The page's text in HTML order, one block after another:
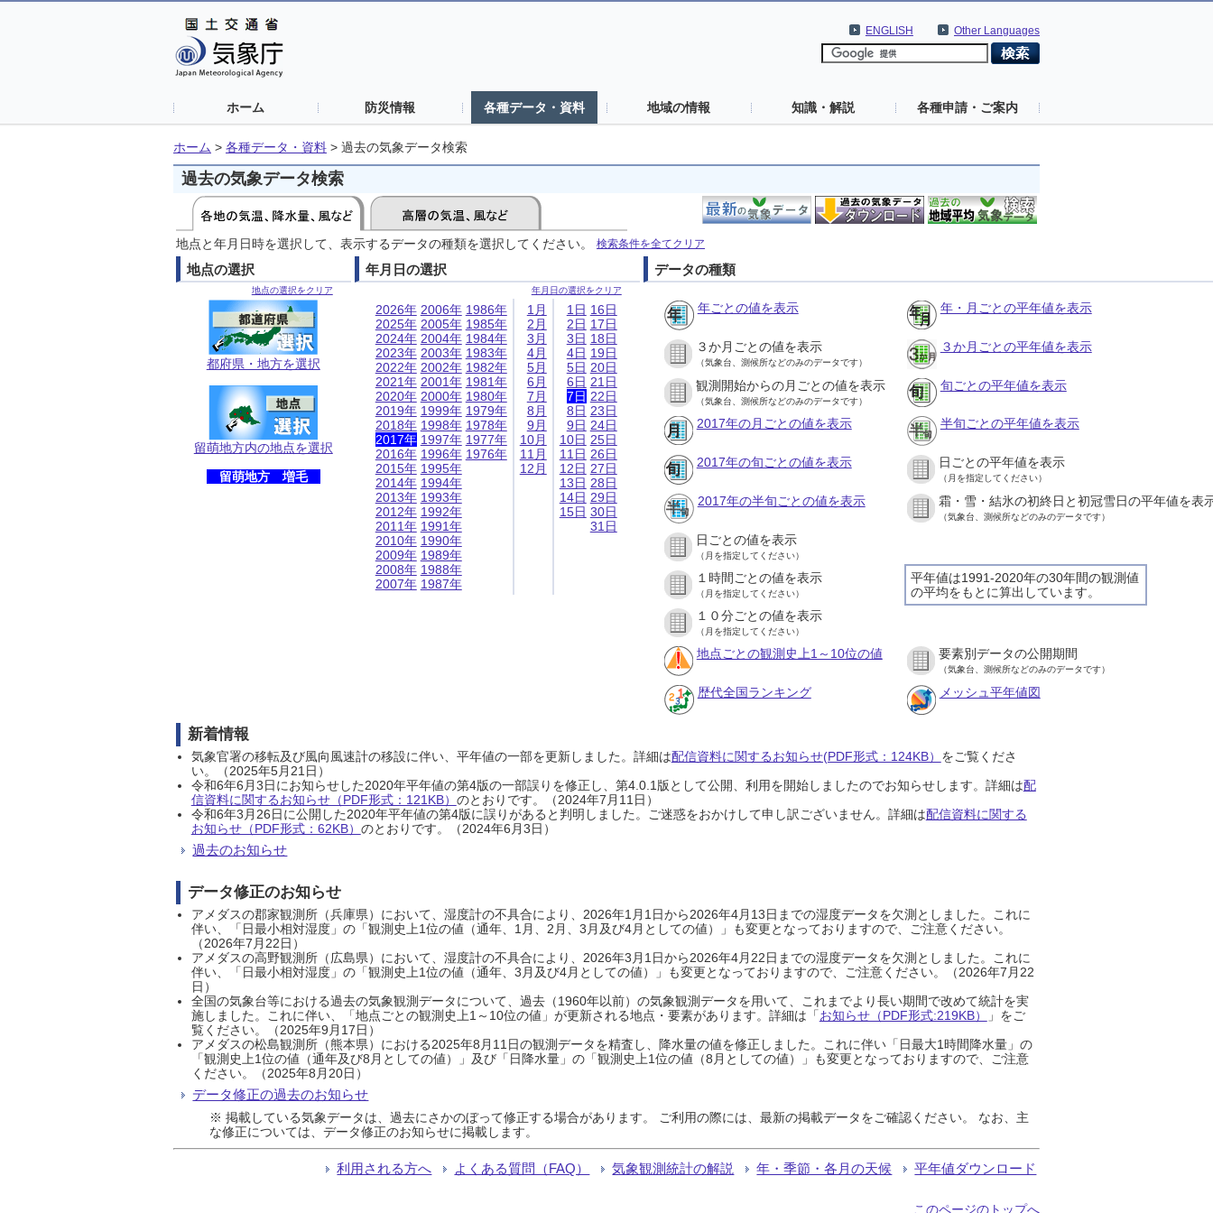
Other Languages
ENGLISH
ホーム 防災情報 各種データ・資料 地域の情報 知識・解説 各種申請・ご案内
ホーム > 各種データ・資料 > 過去の気象データ検索
過去の気象データ検索
地点と年月日時を選択して、表示するデータの種類を選択してください。 検索条件を全てクリア
地点の選択
地点の選択をクリア
都府県・地方を選択
留萌地方内の地点を選択
留萌地方 増毛
年月日の選択
年月日の選択をクリア
2026年
2025年
2024年
2023年
2022年
2021年
2020年
2019年
2018年
2017年
2016年
2015年
2014年
2013年
2012年
2011年
2010年
2009年
2008年
2007年
2006年
2005年
2004年
2003年
2002年
2001年
2000年
1999年
1998年
1997年
1996年
1995年
1994年
1993年
1992年
1991年
1990年
1989年
1988年
1987年
1986年
1985年
1984年
1983年
1982年
1981年
1980年
1979年
1978年
1977年
1976年
1月
2月
3月
4月
5月
6月
7月
8月
9月
10月
11月
12月
1日
2日
3日
4日
5日
6日
7日
8日
9日
10日
11日
12日
13日
14日
15日
16日
17日
18日
19日
20日
21日
22日
23日
24日
25日
26日
27日
28日
29日
30日
31日
データの種類
年ごとの値を表示 年・月ごとの平年値を表示
３か月ごとの値を表示
（気象台、測候所などのみのデータです）
３か月ごとの平年値を表示
観測開始からの月ごとの値を表示
（気象台、測候所などのみのデータです）
旬ごとの平年値を表示
2017年の月ごとの値を表示 半旬ごとの平年値を表示
2017年の旬ごとの値を表示 日ごとの平年値を表示
（月を指定してください）
2017年の半旬ごとの値を表示 霜・雪・結氷の初終日と初冠雪日の平年値を表
（気象台、測候所などのみのデータです）
日ごとの値を表示
（月を指定してください）
平年値は1991-2020年の30年間の観測値
の平均をもとに算出しています。
１時間ごとの値を表示
（月を指定してください）
１０分ごとの値を表示
（月を指定してください）
地点ごとの観測史上1～10位の値 要素別データの公開期間
（気象台、測候所などのみのデータです）
歴代全国ランキング メッシュ平年値図
新着情報
気象官署の移転及び風向風速計の移設に伴い、平年値の一部を更新しました。詳細は配信資料に関するお知らせ(PDF形式：124KB） をご覧くださ
い。（2025年5月21日）
令和6年6月3日にお知らせした2020年平年値の第4版の一部誤りを修正し、第4.0.1版として公開、利用を開始しましたのでお知らせします。詳細は配
信資料に関するお知らせ（PDF形式：121KB） のとおりです。（2024年7月11日）
令和6年3月26日に公開した2020年平年値の第4版に誤りがあると判明しました。ご迷惑をおかけして申し訳ございません。詳細は配信資料に関する
お知らせ（PDF形式：62KB） のとおりです。（2024年6月3日）
過去のお知らせ
データ修正のお知らせ
アメダスの郡家観測所（兵庫県）において、湿度計の不具合により、2026年1月1日から2026年4月13日までの湿度データを欠測としました。これに
伴い、「日最小相対湿度」の「観測史上1位の値（通年、1月、2月、3月及び4月としての値）」も変更となっておりますので、ご注意ください。
（2026年7月22日）
アメダスの高野観測所（広島県）において、湿度計の不具合により、2026年3月1日から2026年4月22日までの湿度データを欠測としました。これに
伴い、「日最小相対湿度」の「観測史上1位の値（通年、3月及び4月としての値）」も変更となっておりますので、ご注意ください。（2026年7月22
日）
全国の気象台等における過去の気象観測データについて、過去（1960年以前）の気象観測データを用いて、これまでより長い期間で改めて統計を実
施しました。これに伴い、「地点ごとの観測史上1～10位の値」が更新される地点・要素があります。詳細は「お知らせ（PDF形式:219KB）
」をご
覧ください。（2025年9月17日）
アメダスの松島観測所（熊本県）における2025年8月11日の観測データを精査し、降水量の値を修正しました。これに伴い「日最大1時間降水量」の
「観測史上1位の値（通年及び8月としての値）」及び「日降水量」の「観測史上1位の値（8月としての値）」も変更となっておりますので、ご注意
ください。（2025年8月20日）
データ修正の過去のお知らせ
※ 掲載している気象データは、過去にさかのぼって修正する場合があります。 ご利用の際には、最新の掲載データをご確認ください。 なお、主
な修正については、データ修正のお知らせに掲載します。
利用される方へ よくある質問（FAQ） 気象観測統計の解説 年・季節・各月の天候 平年値ダウンロード
このページのトップへ